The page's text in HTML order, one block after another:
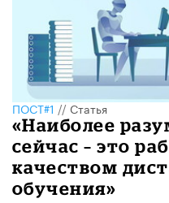
ПОСТ#1//Статья
«Наиболее
сейчас – это
качеством
обучения»